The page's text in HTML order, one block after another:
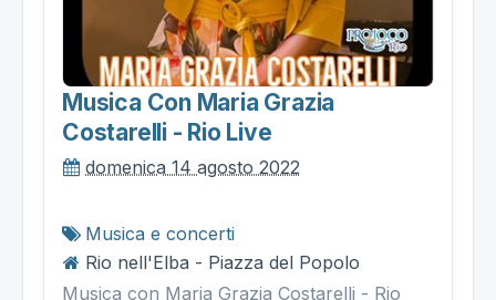
Musica Con Maria Grazia
Costarelli - Rio Live
domenica 14 agosto 2022
Musica e concerti
Rio nell'Elba - Piazza del Popolo
Musica con Maria Grazia Costarelli - Rio